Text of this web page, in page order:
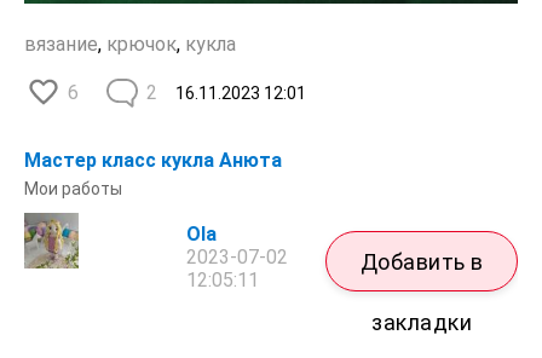
вязание, крючок, кукла
6 16.11.2023 12:01
2
Мастер класс кукла Анюта
Мои работы
Ola
2023-07-02
12:05:11
Добавить в
закладки